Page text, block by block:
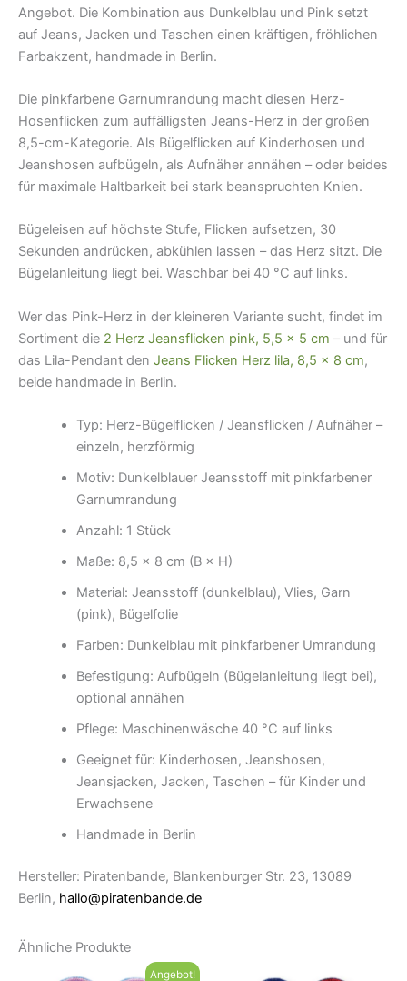
Angebot. Die Kombination aus Dunkelblau und Pink setzt
auf Jeans, Jacken und Taschen einen kräftigen, fröhlichen
Farbakzent, handmade in Berlin.
Die pinkfarbene Garnumrandung macht diesen Herz-
Hosenflicken zum auffälligsten Jeans-Herz in der großen
8,5-cm-Kategorie. Als Bügelflicken auf Kinderhosen und
Jeanshosen aufbügeln, als Aufnäher annähen – oder beides
für maximale Haltbarkeit bei stark beanspruchten Knien.
Bügeleisen auf höchste Stufe, Flicken aufsetzen, 30
Sekunden andrücken, abkühlen lassen – das Herz sitzt. Die
Bügelanleitung liegt bei. Waschbar bei 40 °C auf links.
Wer das Pink-Herz in der kleineren Variante sucht, findet im
Sortiment die 2 Herz Jeansflicken pink, 5,5 × 5 cm – und für
das Lila-Pendant den Jeans Flicken Herz lila, 8,5 × 8 cm,
beide handmade in Berlin.
Typ: Herz-Bügelflicken / Jeansflicken / Aufnäher –
einzeln, herzförmig
Motiv: Dunkelblauer Jeansstoff mit pinkfarbener
Garnumrandung
Anzahl: 1 Stück
Maße: 8,5 × 8 cm (B × H)
Material: Jeansstoff (dunkelblau), Vlies, Garn
(pink), Bügelfolie
Farben: Dunkelblau mit pinkfarbener Umrandung
Befestigung: Aufbügeln (Bügelanleitung liegt bei),
optional annähen
Pflege: Maschinenwäsche 40 °C auf links
Geeignet für: Kinderhosen, Jeanshosen,
Jeansjacken, Jacken, Taschen – für Kinder und
Erwachsene
Handmade in Berlin
Hersteller: Piratenbande, Blankenburger Str. 23, 13089
Berlin, hallo@piratenbande.de
Ähnliche Produkte
Angebot!